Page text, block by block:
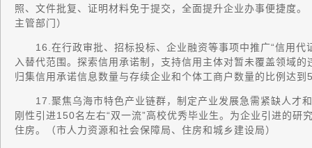
照、文件批复、证明材料免于提交，全面提升企业办事便捷度
主管部门）
16.在行政审批、招标投标、企业融资等事项中推广“信用代
入替代范围。探索信用承诺制，支持信用主体对暂未覆盖领域
归集信用承诺信息数量与存续企业和个体工商户数量的比例达
17.聚焦乌海市特色产业链群，制定产业发展急需紧缺人才和
刚性引进150名左右“双一流”高校优秀毕业生。为企业引进的
住房。（市人力资源和社会保障局、住房和城乡建设局）